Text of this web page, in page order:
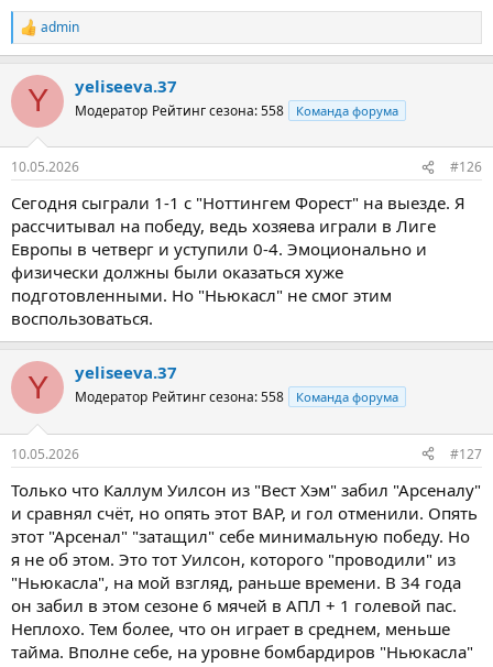
Р
е
к
и
:
admin
Y yeliseeva.37
Модератор Рейтинг сезона: 558 Команда форума
10.05.2026 #126
Сегодня сыграли 1-1 с "Ноттингем Форест" на выезде. Я
рассчитывал на победу, ведь хозяева играли в Лиге
Европы в четверг и уступили 0-4. Эмоционально и
физически должны были оказаться хуже
подготовленными. Но "Ньюкасл" не смог этим
воспользоваться.
Y yeliseeva.37
Модератор Рейтинг сезона: 558 Команда форума
10.05.2026 #127
Только что Каллум Уилсон из "Вест Хэм" забил "Арсеналу"
и сравнял счёт, но опять этот ВАР, и гол отменили. Опять
этот "Арсенал" "затащил" себе минимальную победу. Но
я не об этом. Это тот Уилсон, которого "проводили" из
"Ньюкасла", на мой взгляд, раньше времени. В 34 года
он забил в этом сезоне 6 мячей в АПЛ + 1 голевой пас.
Неплохо. Тем более, что он играет в среднем, меньше
тайма. Вполне себе, на уровне бомбардиров "Ньюкасла"